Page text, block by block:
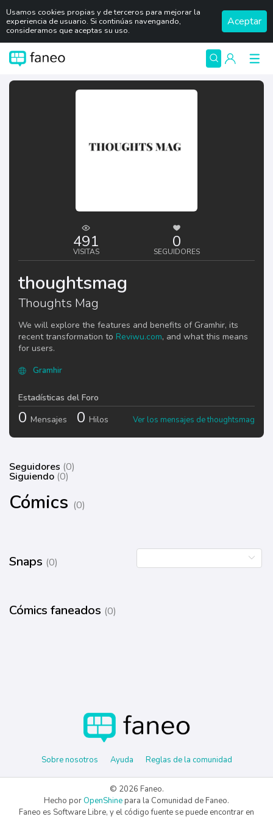
Usamos cookies propias y de terceros para mejorar la
experiencia de usuario. Si continúas navengando,
consideramos que aceptas su uso.
Aceptar
491
VISITAS
0
SEGUIDORES
thoughtsmag
Thoughts Mag
We will explore the features and benefits of Gramhir, its
recent transformation to Reviwu.com, and what this means
for users.
Gramhir
Estadísticas del Foro
0 Mensajes 0 Hilos Ver los mensajes de thoughtsmag
Seguidores (0)
Siguiendo (0)
Cómics (0)
Snaps (0)
Cómics faneados (0)
Sobre nosotros Ayuda Reglas de la comunidad
© 2026 Faneo.
Hecho porOpenShine para la Comunidad de Faneo.
Faneo es Software Libre, y el código fuente se puede encontrar en